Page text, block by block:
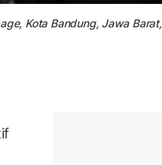
Kota Bandung, Jawa Barat,